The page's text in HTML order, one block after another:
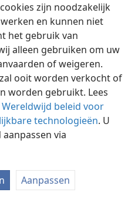
zijn noodzakelijk
en kunnen niet
het gebruik van
alleen gebruiken om uw
of weigeren.
ooit worden verkocht of
worden gebruikt. Lees
Wereldwijd beleid voor
technologieën. U
via
Aanpassen
Instellingen
and Tract Society of Pennsylvania
Privacybeleid
Inloggen